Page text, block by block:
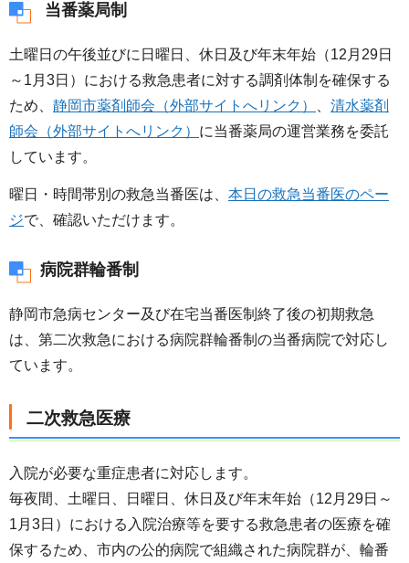
当番薬局制
土曜日の午後並びに日曜日、休日及び年末年始（12月29日
～1月3日）における救急患者に対する調剤体制を確保する
ため、 静岡市薬剤師会（外部サイトへリンク）
清水薬剤
師会（外部サイトへリンク） に当番薬局の運営業務を委託
しています。
曜日・時間帯別の救急当番医は、 本日の救急当番医のペー
ジで、確認いただけます。
病院群輪番制
静岡市急病センター及び在宅当番医制終了後の初期救急
は、第二次救急における病院群輪番制の当番病院で対応し
ています。
二次救急医療
入院が必要な重症患者に対応します。
毎夜間、土曜日、日曜日、休日及び年末年始（12月29日～
1月3日）における入院治療等を要する救急患者の医療を確
保するため、市内の公的病院で組織された病院群が、輪番